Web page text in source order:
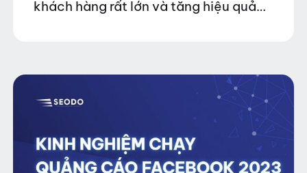
khách hàng rất lớn và tăng hiệu quả